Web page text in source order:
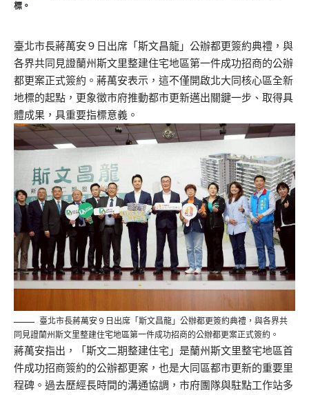
標。
臺北市長蔣萬安９日出席「斯文昌龍」公辦都更簽約典禮，與
各界共同見證蘭州斯文里整建住宅地區第一件成功招商的公辦
都更案正式簽約。蔣萬安表示，這不僅開啟北大同核心區全新
地標的起點，更象徵市府推動都市更新邁出關鍵一步、取得具
體成果，具重要指標意義。
臺北市長蔣萬安９日出席「斯文昌龍」公辦都更簽約典禮，與各界共
同見證蘭州斯文里整建住宅地區第一件成功招商的公辦都更案正式簽約。
蔣萬安指出，「斯文二期整建住宅」是蘭州斯文里整宅地區首
件成功招商簽約的公辦都更案，也是大同區都市更新的重要里
程碑。過去歷經長時間的溝通協調，市府團隊與駐點工作站多